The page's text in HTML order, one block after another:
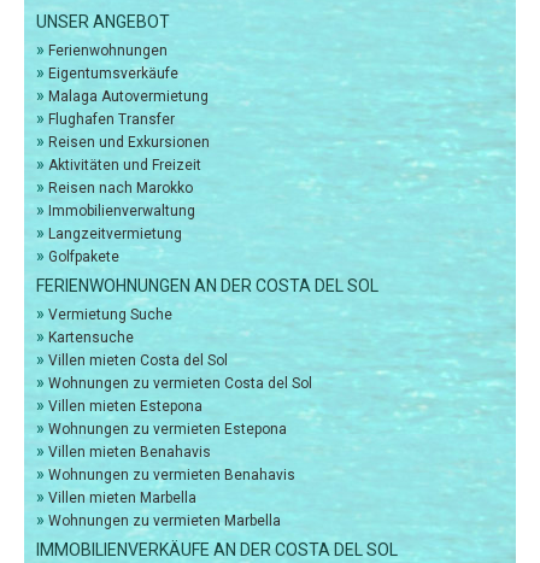
UNSER ANGEBOT
» Ferienwohnungen
» Eigentumsverkäufe
» Malaga Autovermietung
» Flughafen Transfer
» Reisen und Exkursionen
» Aktivitäten und Freizeit
» Reisen nach Marokko
» Immobilienverwaltung
» Langzeitvermietung
» Golfpakete
FERIENWOHNUNGEN AN DER COSTA DEL SOL
» Vermietung Suche
» Kartensuche
» Villen mieten Costa del Sol
» Wohnungen zu vermieten Costa del Sol
» Villen mieten Estepona
» Wohnungen zu vermieten Estepona
» Villen mieten Benahavis
» Wohnungen zu vermieten Benahavis
» Villen mieten Marbella
» Wohnungen zu vermieten Marbella
IMMOBILIENVERKÄUFE AN DER COSTA DEL SOL